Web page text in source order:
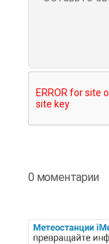
0 моментарии